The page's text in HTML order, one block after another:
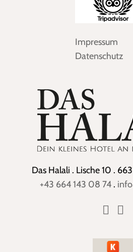
Impressum
Datenschutz
Das Halali . Lische 10 .
+43 664 143 08 74 .